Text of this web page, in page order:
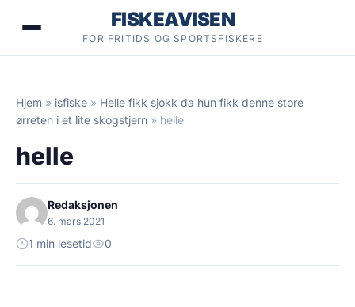
FISKEAVISEN
FOR FRITIDS OG SPORTSFISKERE
Hjem » isfiske » Helle fikk sjokk da hun fikk denne store
ørreten i et lite skogstjern » helle
helle
Redaksjonen
6. mars 2021
1 min lesetid 0